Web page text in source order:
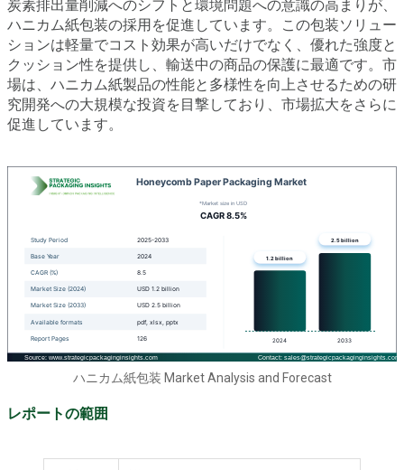
炭素排出量削減へのシフトと環境問題への意識の高まりが、
ハニカム紙包装の採用を促進しています。この包装ソリュー
ションは軽量でコスト効果が高いだけでなく、優れた強度と
クッション性を提供し、輸送中の商品の保護に最適です。市
場は、ハニカム紙製品の性能と多様性を向上させるための研
究開発への大規模な投資を目撃しており、市場拡大をさらに
促進しています。
ハニカム紙包装 Market Analysis and Forecast
レポートの範囲